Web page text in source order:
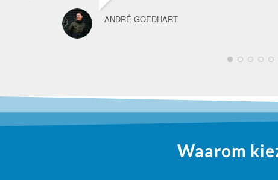
ANDRÉ GOEDHART
1 2 3 4 5
Waarom